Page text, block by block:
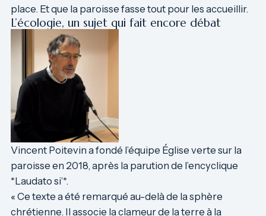
place. Et que la paroisse fasse tout pour les accueillir.
L’écologie, un sujet qui fait encore débat
Vincent Poitevin a fondé l’équipe Église verte sur la
paroisse en 2018, après la parution de l’encyclique
*Laudato si’*.
« Ce texte a été remarqué au-delà de la sphère
chrétienne. Il associe la clameur de la terre à la